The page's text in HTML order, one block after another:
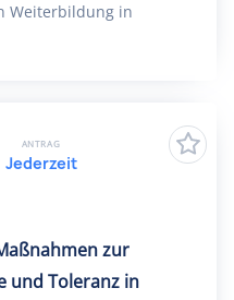
Weiterbildung in
zur
und Toleranz in
ANTRAG
Jederzeit